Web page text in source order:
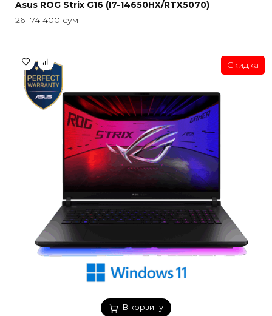
Asus ROG Strix G16 (I7-14650HX/RTX5070)
26 174 400 сум
В корзину
Скидка